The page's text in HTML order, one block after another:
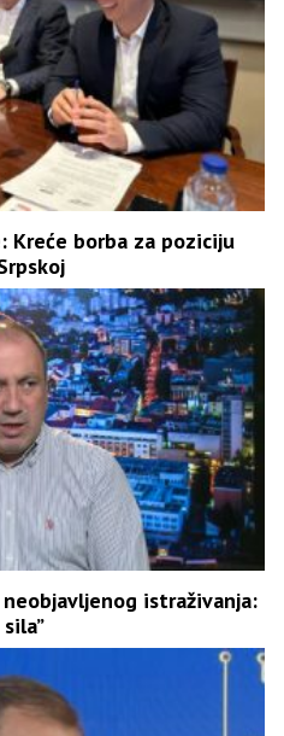
Kreće borba za poziciju
istraživanja: